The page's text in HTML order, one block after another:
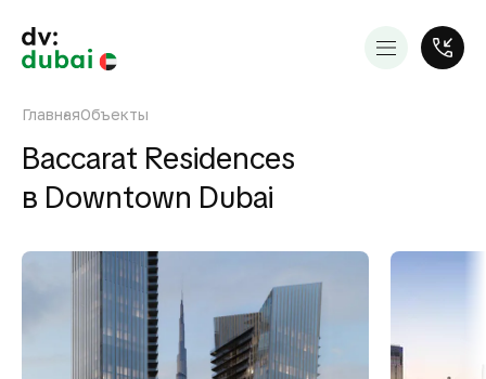
ГлавнаяОбъекты
Baccarat Residences
в Downtown Dubai